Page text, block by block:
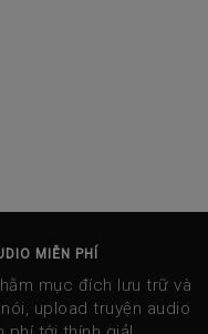
MIỄN PHÍ
mục đích lưu trữ và
upload truyện audio